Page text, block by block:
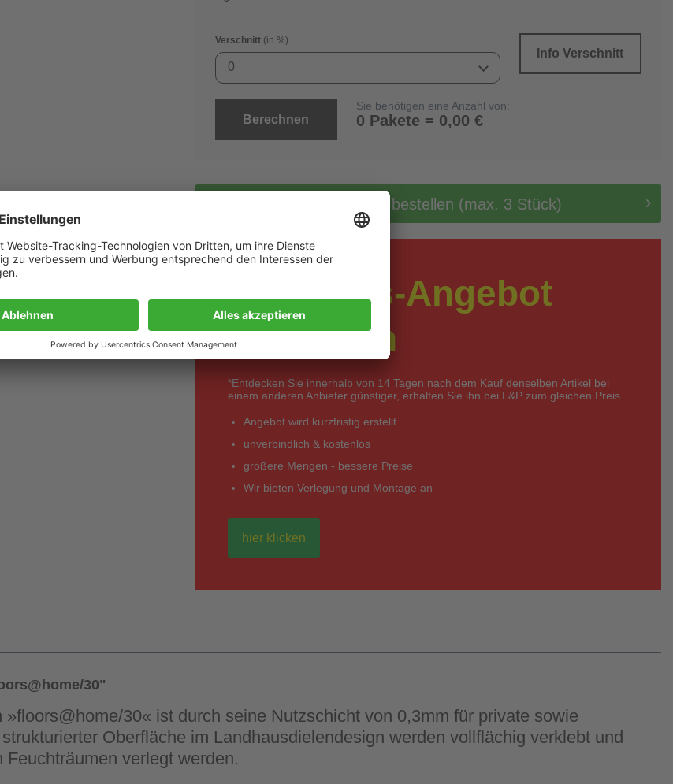
Verschnitt (in %)
0
Info Verschnitt
Berechnen
Sie benötigen eine Anzahl von:
0 Pakete = 0,00 €
gratis Muster bestellen (max. 3 Stück)
Bestpreis-Angebot
anfordern
*Entdecken Sie innerhalb von 14 Tagen nach dem Kauf denselben Artikel bei
einem anderen Anbieter günstiger, erhalten Sie ihn bei L&P zum gleichen Preis.
Angebot wird kurzfristig erstellt
unverbindlich & kostenlos
größere Mengen - bessere Preise
Wir bieten Verlegung und Montage an
hier klicken
30"
30« ist durch seine Nutzschicht von 0,3mm für private sowie
Oberfläche im Landhausdielendesign werden vollflächig verklebt und
verlegt werden.